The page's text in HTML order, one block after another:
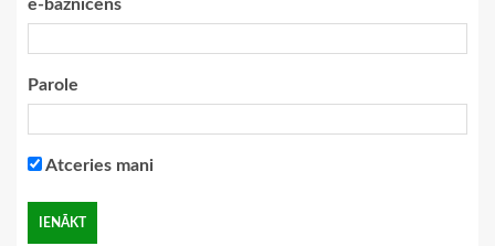
e-baznīcēns
Parole
Atceries mani